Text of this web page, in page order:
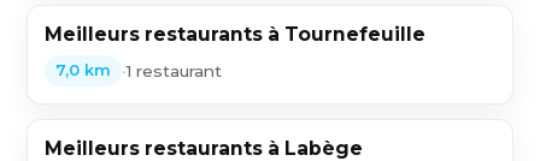
Meilleurs restaurants à Tournefeuille
7,0 km •1 restaurant
Meilleurs restaurants à Labège